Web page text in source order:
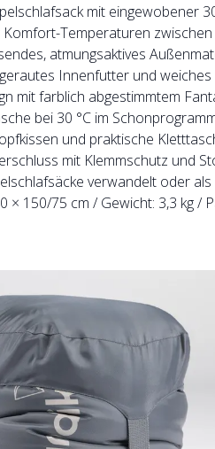
mit eingewobener
Komfort-Temperaturen zwischen
atmungsaktives
Innenfutter und
mit farblich abgestimmtem
bei 30 °C im
und praktische
mit Klemmschutz und
verwandelt oder
× 150/75 cm / Gewicht: 3,3 kg /